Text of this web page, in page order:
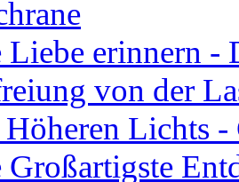
Liebe erinnern -
von der
Höheren Lichts
Großartigste